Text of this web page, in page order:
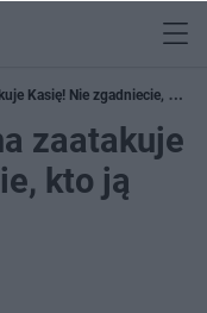
Kasię! Nie zgadniecie, kto ją
zaatakuje
kto ją